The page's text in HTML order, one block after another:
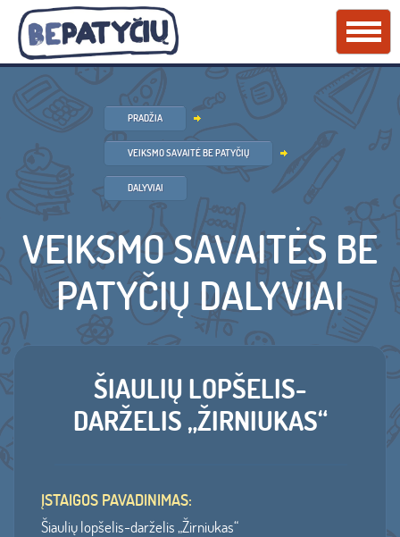
PRADŽIA
VEIKSMO SAVAITĖ BE PATYČIŲ
DALYVIAI
VEIKSMO SAVAITĖS BE
PATYČIŲ DALYVIAI
ŠIAULIŲ LOPŠELIS-
DARŽELIS „ŽIRNIUKAS“
ĮSTAIGOS PAVADINIMAS:
Šiaulių lopšelis-darželis „Žirniukas“